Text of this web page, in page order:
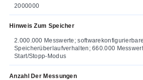
2000000
Hinweis Zum Speicher
2.000.000 Messwerte;
Speicherüberlaufverhalten; 660.000
Start/Stopp-Modus
Anzahl Der Messungen